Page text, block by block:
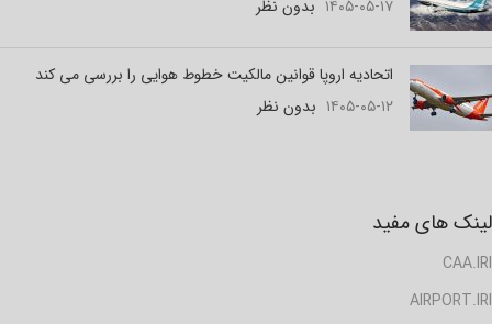
۱۴۰۵-۰۵-۱۷ بدون نظر
اتحادیه اروپا قوانین مالکیت خطوط هوایی را بررسی می کند
۱۴۰۵-۰۵-۱۲ بدون نظر
لینک های مفید
CAA.IRI
AIRPORT.IRI